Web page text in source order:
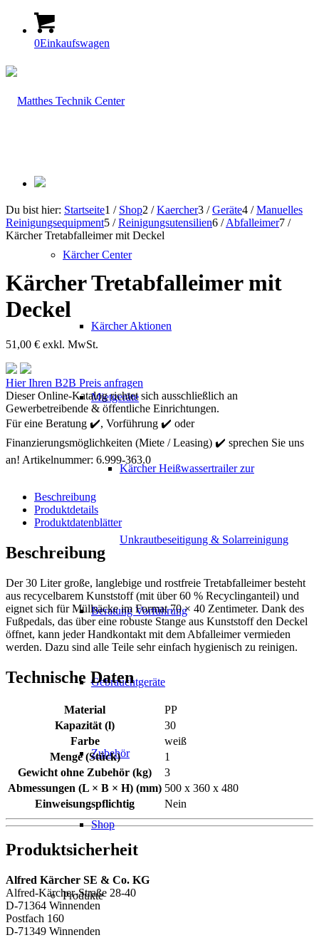
0Einkaufswagen
Kärcher Center
Kärcher Aktionen
Mietgeräte
Kärcher Heißwassertrailer zur
Unkrautbeseitigung & Solarreinigung
Beratung Vorführung
Gebrauchtgeräte
Zubehör
Shop
Produkte
Du bist hier: Startseite1 / Shop2 / Kaercher3 / Geräte4 / Manuelles
Reinigungsequipment5 / Reinigungsutensilien6 / Abfalleimer7 /
Kärcher Tretabfalleimer mit Deckel
Kärcher Tretabfalleimer mit
Deckel
51,00 € exkl. MwSt.
Kärcher
Tretabfalleimer
mit
Deckel
Hier Ihren B2B Preis anfragen
Dieser Online-Katalog richtet sich ausschließlich an
Gewerbetreibende & öffentliche Einrichtungen.
Für eine Beratung ✔️, Vorführung ✔️ oder
Finanzierungsmöglichkeiten (Miete / Leasing) ✔️ sprechen Sie uns
an! Artikelnummer: 6.999-363.0
Beschreibung
Produktdetails
Produktdatenblätter
Beschreibung
Der 30 Liter große, langlebige und rostfreie Tretabfalleimer besteht
aus recycelbarem Kunststoff (mit über 60 % Recyclinganteil) und
eignet sich für Müllsäcke im Format 70 × 40 Zentimeter. Dank des
Fußpedals, das über eine robuste Stange aus Kunststoff den Deckel
öffnet, kann jeder Handkontakt mit dem Abfalleimer vermieden
werden. Dazu sind alle Teile sehr einfach hygienisch zu reinigen.
Technische Daten
Material
PP
Kapazität (l)
30
Farbe
weiß
Menge (Stück)
1
Gewicht ohne Zubehör (kg)
3
Abmessungen (L × B × H) (mm) 500 x 360 x 480
Einweisungspflichtig
Nein
Produktsicherheit
Alfred Kärcher SE & Co. KG
Alfred-Kärcher-Straße 28-40
D-71364 Winnenden
Postfach 160
D-71349 Winnenden